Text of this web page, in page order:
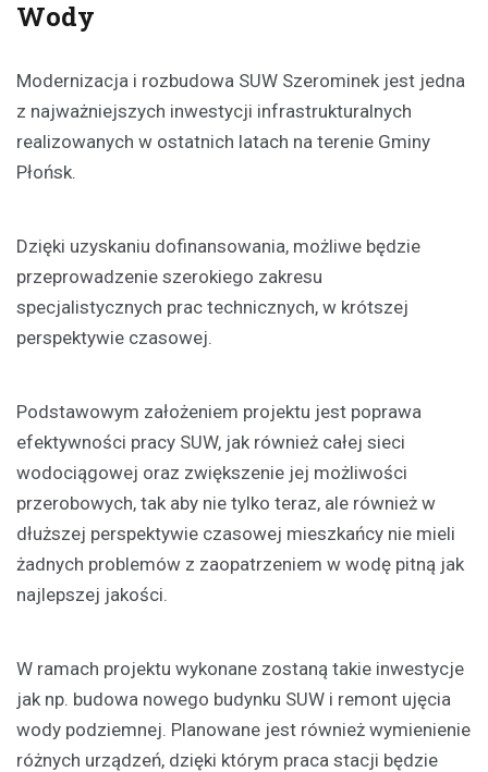
Wody
Modernizacja i rozbudowa SUW Szerominek jest jedna
z najważniejszych inwestycji infrastrukturalnych
realizowanych w ostatnich latach na terenie Gminy
Płońsk.
Dzięki uzyskaniu dofinansowania, możliwe będzie
przeprowadzenie szerokiego zakresu
specjalistycznych prac technicznych, w krótszej
perspektywie czasowej.
Podstawowym założeniem projektu jest poprawa
efektywności pracy SUW, jak również całej sieci
wodociągowej oraz zwiększenie jej możliwości
przerobowych, tak aby nie tylko teraz, ale również w
dłuższej perspektywie czasowej mieszkańcy nie mieli
żadnych problemów z zaopatrzeniem w wodę pitną jak
najlepszej jakości.
W ramach projektu wykonane zostaną takie inwestycje
jak np. budowa nowego budynku SUW i remont ujęcia
wody podziemnej. Planowane jest również wymienienie
różnych urządzeń, dzięki którym praca stacji będzie